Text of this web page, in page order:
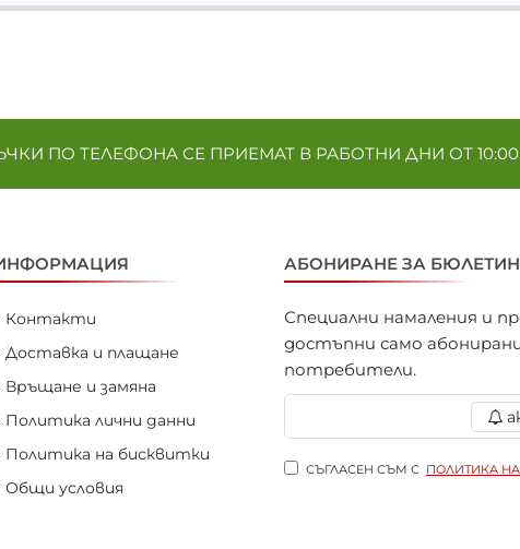
ПО ТЕЛЕФОНА СЕ ПРИЕМАТ В РАБОТНИ ДНИ ОТ 10:00
Контакти
Доставка и плащане
Връщане и замяна
Политика лични данни
Политика на бисквитки
Общи условия
АБОНИРАНЕ ЗА БЮЛЕТИН
Специални намаления и
достъпни само
потребители.
СЪГЛАСЕН СЪМ С ПОЛИТИКА